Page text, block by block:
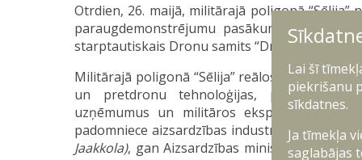
Otrdien, 26. maijā, militārajā poligonā
paraugdemonstrējumu pasākums, savukārt
starptautiskais Dronu samits “Drone Summit
Militārajā poligonā “Sēlija” reālos apstākļos
un pretdronu tehnoloģijas, pulcējot
uzņēmumus un militāros ekspertus.
padomniece aizsardzības industrijas,
Jaakkola), gan Aizsardzības ministrijas valsts
Lai šī
piekrišanu
sīkdatnes.
Ja tīmekļa
saglabājas